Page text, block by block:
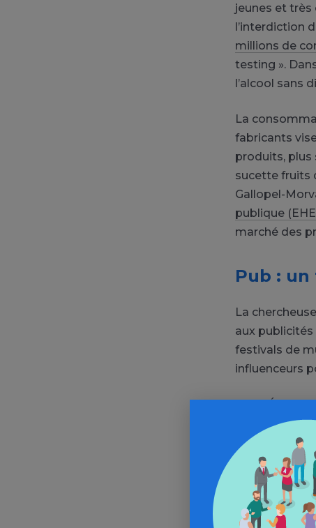
jeunes et très
l’interdiction
millions de
testing ».
l’alcool sans
La
fabricants
produits, plus
sucette fruits
Gallopel-
publique
marché des
Pub :
La
aux publicités
festivals de
influenceurs
La loi Évin
l’alcool
Morvan,
publicité
entre cette
drinking) et